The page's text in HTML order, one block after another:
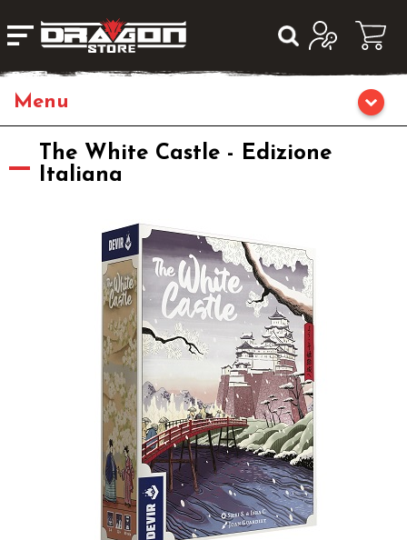
Home
Giochi di Carte Collezionabili
Giocattoli e Gadget
The White Castle - Edizione
Italiana